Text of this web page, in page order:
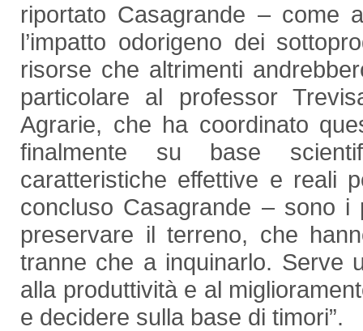
riportato Casagrande – come
l’impatto odorigeno dei
risorse che altrimenti
particolare al professor
Agrarie, che ha coordinato
finalmente su base
caratteristiche effettive e reali
concluso Casagrande – sono
preservare il terreno, che
tranne che a inquinarlo. Serve
alla produttività e al
e decidere sulla base di timori”.